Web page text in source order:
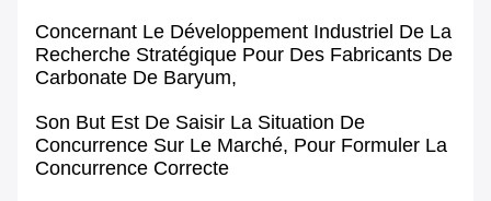
Concernant Le Développement Industriel De La
Recherche Stratégique Pour Des Fabricants De
Carbonate De Baryum,
Son But Est De Saisir La Situation De
Concurrence Sur Le Marché, Pour Formuler La
Concurrence Correcte